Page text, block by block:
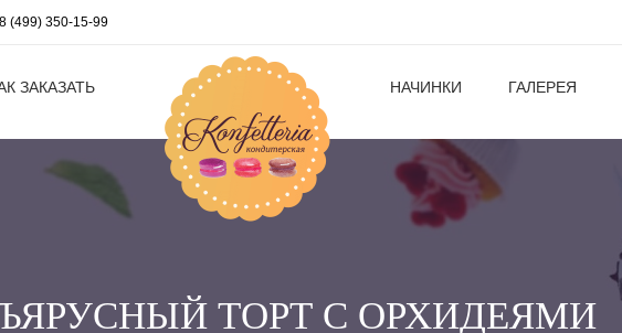
8 (499) 350-15-99
ЗАКАЗАТЬ НАЧИНКИ ГАЛЕРЕЯ
ТОРТ С ОРХИДЕЯМИ